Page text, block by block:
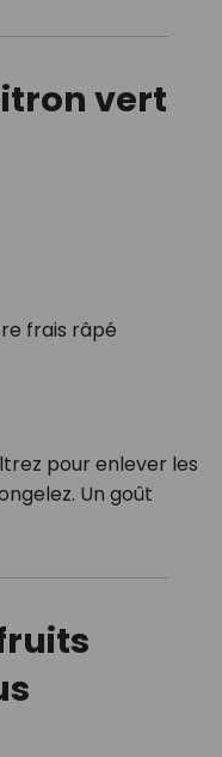
vert
frais râpé
pour enlever les
Un goût